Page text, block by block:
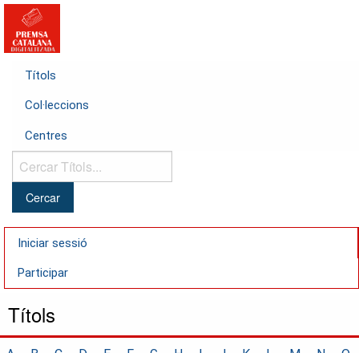
Títols
Col·leccions
Centres
Cercar
Títols...
Iniciar sessió
Participar
Títols